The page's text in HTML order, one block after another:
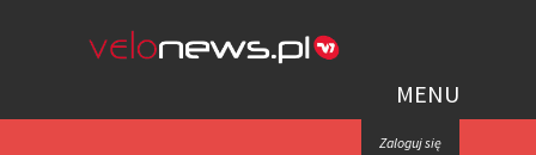
MENU
Zaloguj się